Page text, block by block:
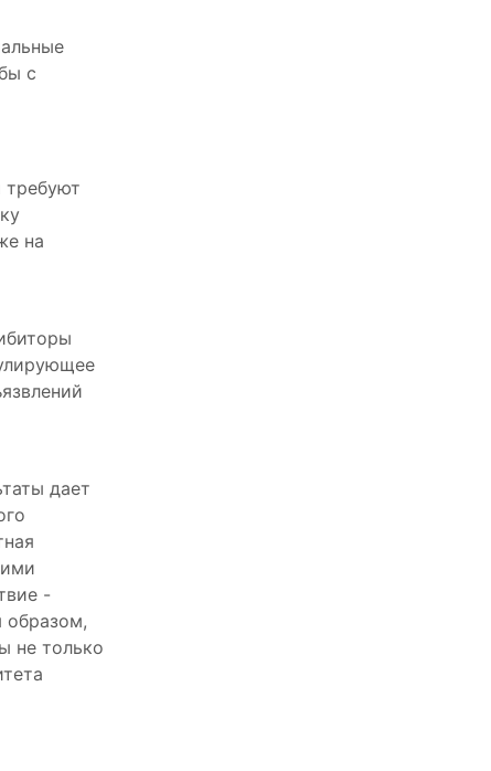
с
требуют
на
дает
-
не только